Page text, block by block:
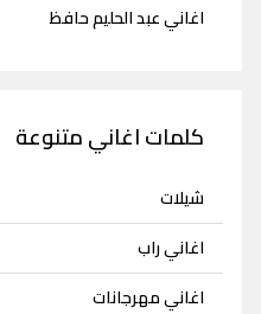
اغاني عبد الحليم حافظ
كلمات اغاني متنوعة
شيلات
اغاني راب
اغاني مهرجانات